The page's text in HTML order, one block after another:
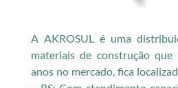
A AKROSUL é uma
materiais de construção
anos no mercado, fica